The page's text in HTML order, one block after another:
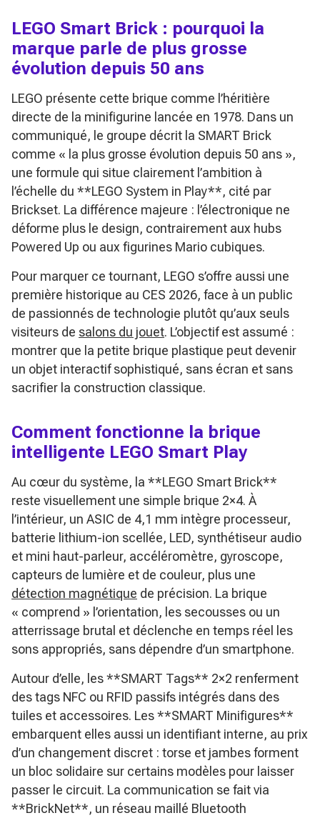
LEGO Smart Brick : pourquoi la
marque parle de plus grosse
évolution depuis 50 ans
LEGO présente cette brique comme l’héritière
directe de la minifigurine lancée en 1978. Dans un
communiqué, le groupe décrit la SMART Brick
comme « la plus grosse évolution depuis 50 ans »,
une formule qui situe clairement l’ambition à
l’échelle du **LEGO System in Play**, cité par
Brickset. La différence majeure : l’électronique ne
déforme plus le design, contrairement aux hubs
Powered Up ou aux figurines Mario cubiques.
Pour marquer ce tournant, LEGO s’offre aussi une
première historique au CES 2026, face à un public
de passionnés de technologie plutôt qu’aux seuls
visiteurs de salons du jouet. L’objectif est assumé :
montrer que la petite brique plastique peut devenir
un objet interactif sophistiqué, sans écran et sans
sacrifier la construction classique.
Comment fonctionne la brique
intelligente LEGO Smart Play
Au cœur du système, la **LEGO Smart Brick**
reste visuellement une simple brique 2×4. À
l’intérieur, un ASIC de 4,1 mm intègre processeur,
batterie lithium-ion scellée, LED, synthétiseur audio
et mini haut-parleur, accéléromètre, gyroscope,
capteurs de lumière et de couleur, plus une
détection magnétique de précision. La brique
« comprend » l’orientation, les secousses ou un
atterrissage brutal et déclenche en temps réel les
sons appropriés, sans dépendre d’un smartphone.
Autour d’elle, les **SMART Tags** 2×2 renferment
des tags NFC ou RFID passifs intégrés dans des
tuiles et accessoires. Les **SMART Minifigures**
embarquent elles aussi un identifiant interne, au prix
d’un changement discret : torse et jambes forment
un bloc solidaire sur certains modèles pour laisser
passer le circuit. La communication se fait via
**BrickNet**, un réseau maillé Bluetooth